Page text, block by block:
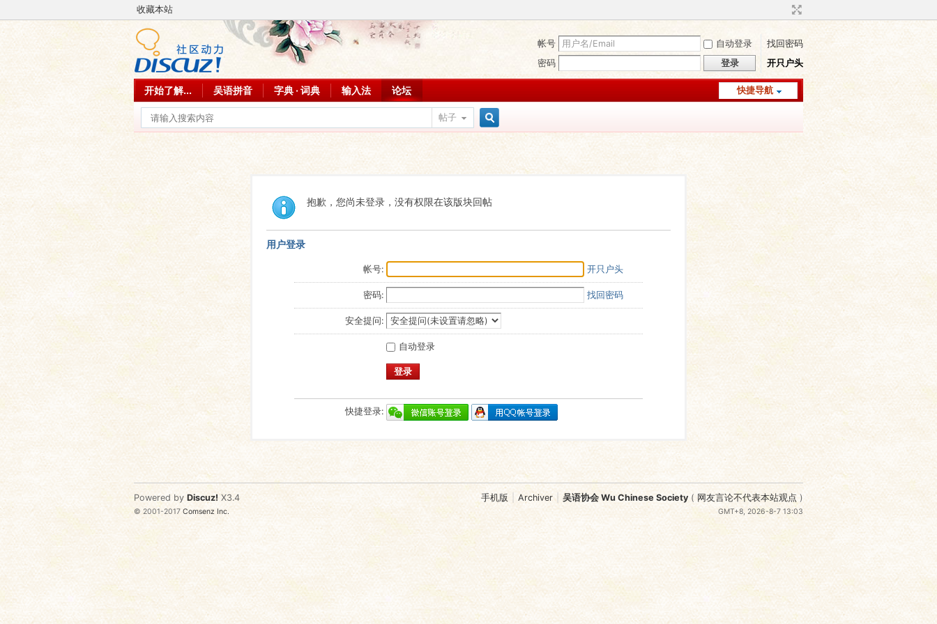
收藏本站
帐号 自动登录
找回密码
密码
登录 开只户头
快捷导航
开始了解... 吴语拼音 字典 · 词典 输入法 论坛
帖子
索
抱歉，您尚未登录，没有权限在该版块回帖
用户登录
帐号: 开只户头
密码: 找回密码
安全提问:
自动登录
登录
快捷登录:
手机版 Archiver 吴语协会 Wu Chinese Society ( 网友言论不代表本站观点 )
GMT+8, 2026-8-7 13:03
Powered by Discuz! X3.4
© 2001-2017Comsenz Inc.